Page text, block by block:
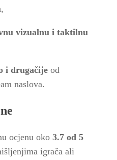
,
vizualnu i taktilnu
i drugačije od
naslova.
ocjenu oko 3.7 od 5
igrača ali